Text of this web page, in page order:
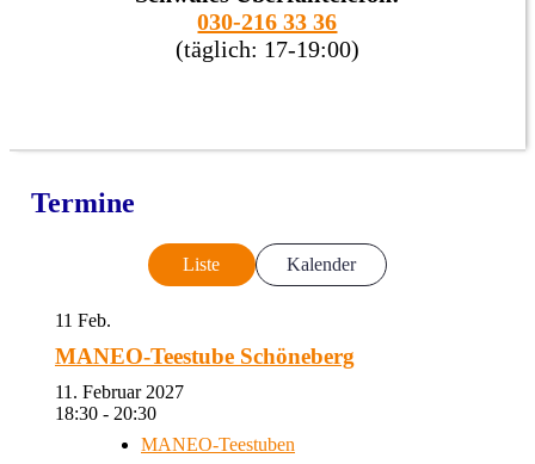
030-216 33 36
(täglich: 17-19:00)
Termine
Liste Kalender
11 Feb.
MANEO-Teestube Schöneberg
11. Februar 2027
18:30 - 20:30
MANEO-Teestuben